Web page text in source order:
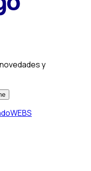
y